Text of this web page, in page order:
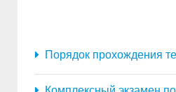
Порядок прохождения